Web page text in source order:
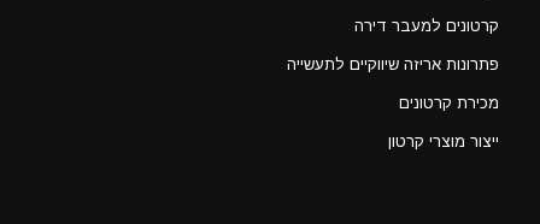
קרטונים למעבר דירה
פתרונות אריזה שיווקיים לתעשייה
מכירת קרטונים
ייצור מוצרי קרטון